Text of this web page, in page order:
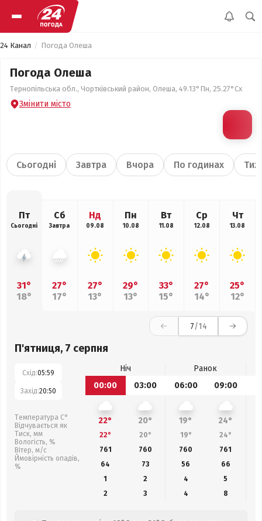
24 Канал Погода Олеша
Погода Олеша
Тернопільська обл., Чортківський район, Олеша, 49.13°Пн, 25.27°Сх
Змінити місто
Сьогодні Завтра Вчора По годинах
Пт
Сьогодні
31°
18°
Сб
Завтра
27°
17°
Нд
09.08
27°
13°
Пн
10.08
29°
13°
Вт
11.08
33°
15°
Ср
12.08
27°
14°
Чт
13.08
25°
12°
7/14
П'ятниця, 7 серпня
Схід:05:59
Захід:20:50
Температура С°
Відчувається як
Тиск, мм
Вологість, %
Вітер, м/с
Ймовірність опадів,
%
Ніч
Ранок
00:00
03:00 06:00 09:00
22° 20° 19° 24°
22° 20° 19° 24°
761
760 760 761
64
73 56 66
1
2 4
5
2
3 4 8